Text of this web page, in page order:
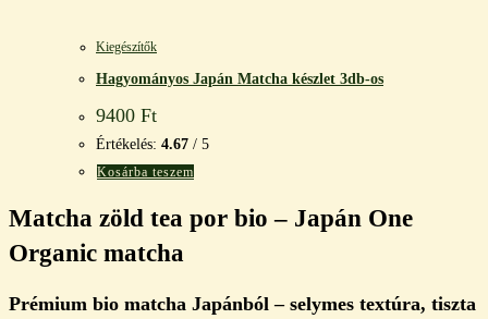
Kiegészítők
Hagyományos Japán Matcha készlet 3db-os
9400 Ft
Értékelés: 4.67 / 5
Kosárba teszem
Matcha zöld tea por bio – Japán One
Organic matcha
Prémium bio matcha Japánból – selymes textúra, tiszta